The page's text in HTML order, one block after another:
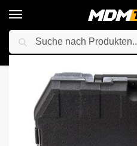
Startseite / Messgeräte & Laser /